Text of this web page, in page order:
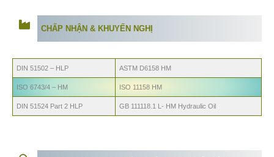
CHẤP NHẬN & KHUYẾN NGHỊ
DIN 51502 – HLP ASTM D6158 HM
ISO 6743/4 – HM ISO 11158 HM
DIN 51524 Part 2 HLP GB 111118.1 L- HM Hydraulic Oil